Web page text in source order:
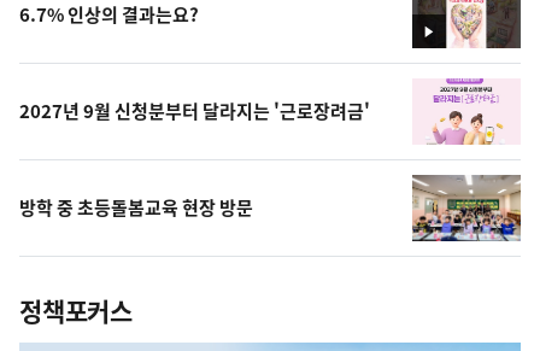
영
상
6.7% 인상의 결과는요?
2027년 9월 신청분부터 달라지는 '근로장려금'
방학 중 초등돌봄교육 현장 방문
정책포커스